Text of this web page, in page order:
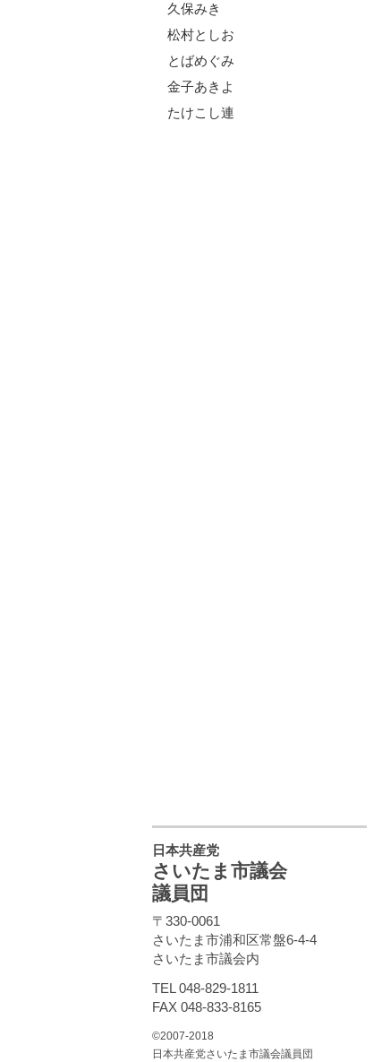
久保みき
松村としお
とばめぐみ
金子あきよ
たけこし連
日本共産党
さいたま市議会
議員団
〒330-0061
さいたま市浦和区常盤6-4-4
さいたま市議会内
TEL 048-829-1811
FAX 048-833-8165
©2007-2018
日本共産党さいたま市議会議員団